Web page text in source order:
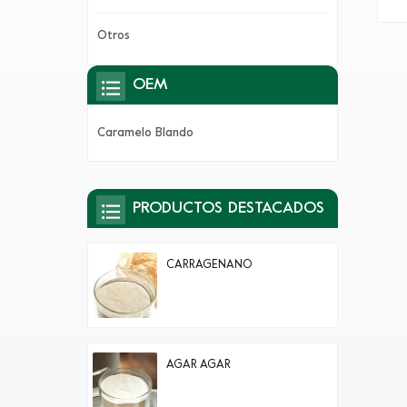
Otros
OEM
Caramelo Blando
PRODUCTOS DESTACADOS
CARRAGENANO
AGAR AGAR